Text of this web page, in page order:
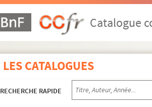
Catalogue
LES CATALOGUES
RECHERCHE RAPIDE